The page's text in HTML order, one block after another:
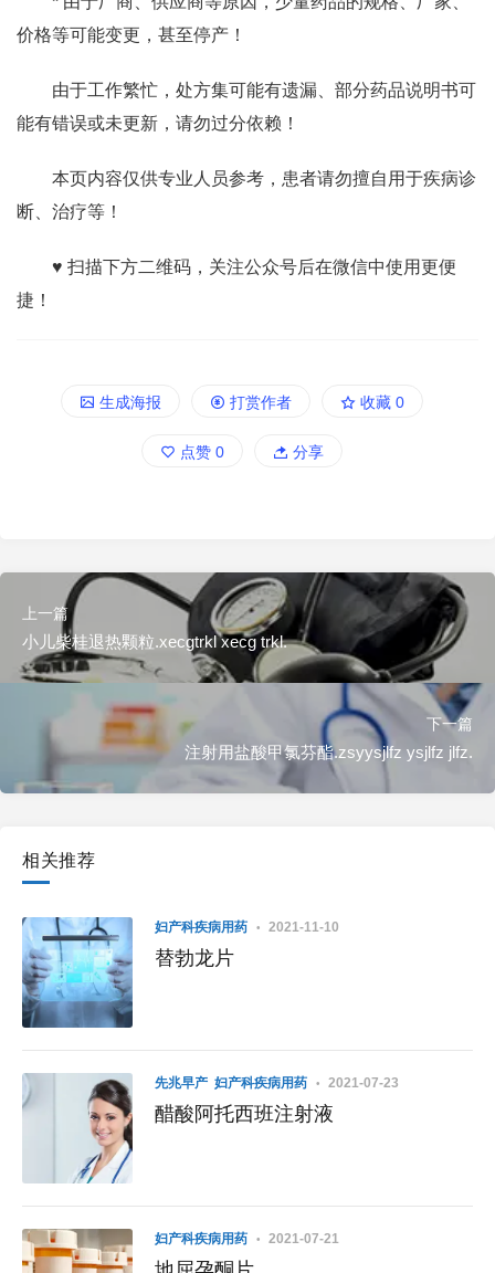
价格等可能变更，甚至停产！
由于工作繁忙，处方集可能有遗漏、部分药品说明书可
能有错误或未更新，请勿过分依赖！
本页内容仅供专业人员参考，患者请勿擅自用于疾病诊
断、治疗等！
♥ 扫描下方二维码，关注公众号后在微信中使用更便
捷！
生成海报 打赏作者 收藏 0
点赞 0 分享
上一篇
小儿柴桂退热颗粒.xecgtrkl xecg trkl.
下一篇
注射用盐酸甲氯芬酯.zsyysjlfz ysjlfz jlfz.
相关推荐
妇产科疾病用药 2021-11-10
替勃龙片
先兆早产 妇产科疾病用药 2021-07-23
醋酸阿托西班注射液
妇产科疾病用药 2021-07-21